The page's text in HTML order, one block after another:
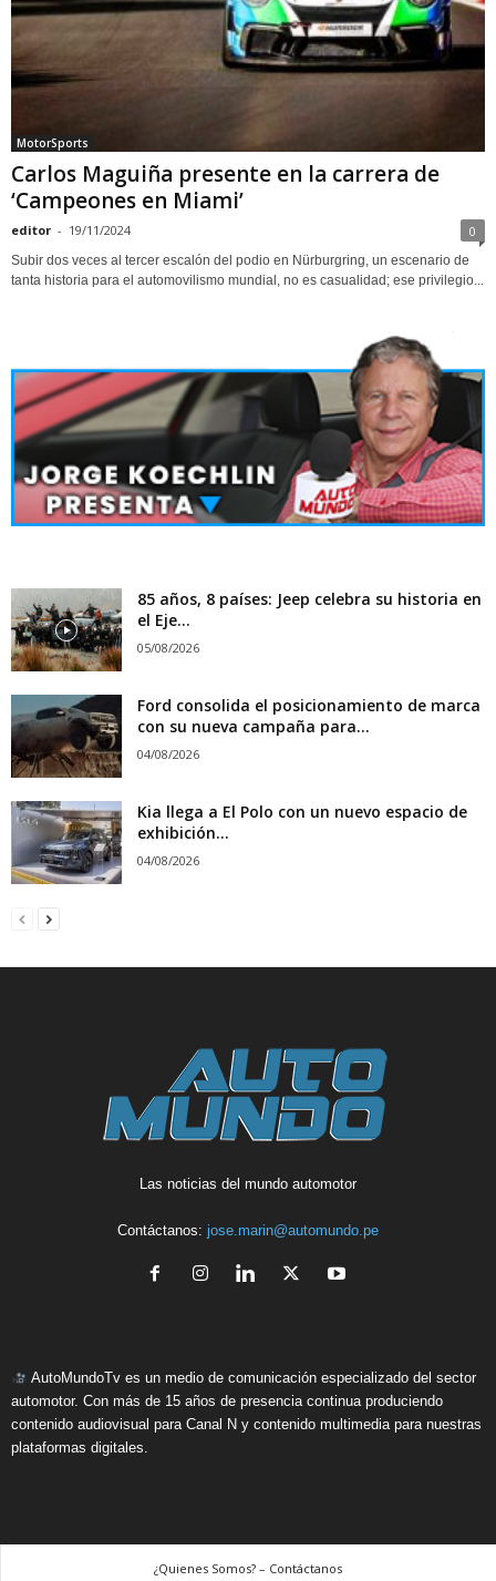
MotorSports
Carlos Maguiña presente en la carrera de
‘Campeones en Miami’
editor - 19/11/2024 0
Subir dos veces al tercer escalón del podio en Nürburgring, un escenario de
tanta historia para el automovilismo mundial, no es casualidad; ese privilegio...
85 años, 8 países: Jeep celebra su historia en
el Eje...
05/08/2026
Ford consolida el posicionamiento de marca
con su nueva campaña para...
04/08/2026
Kia llega a El Polo con un nuevo espacio de
exhibición...
04/08/2026
Las noticias del mundo automotor
Contáctanos: jose.marin@automundo.pe
AutoMundoTv es un medio de comunicación especializado del sector
automotor. Con más de 15 años de presencia continua produciendo
contenido audiovisual para Canal N y contenido multimedia para nuestras
plataformas digitales.
¿Quienes Somos? – Contáctanos